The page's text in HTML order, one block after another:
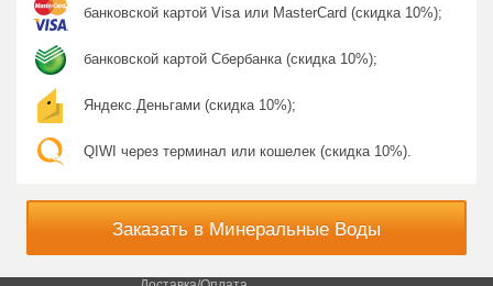
банковской картой Visa или MasterCard (скидка 10%);
банковской картой Сбербанка (скидка 10%);
Яндекс.Деньгами (скидка 10%);
QIWI через терминал или кошелек (скидка 10%).
Заказать в Минеральные Воды